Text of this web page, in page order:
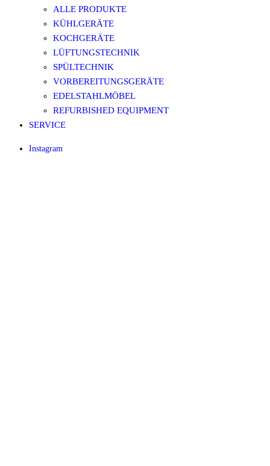
ALLE PRODUKTE
KÜHLGERÄTE
KOCHGERÄTE
LÜFTUNGSTECHNIK
SPÜLTECHNIK
VORBEREITUNGSGERÄTE
EDELSTAHLMÖBEL
REFURBISHED EQUIPMENT
SERVICE
Instagram